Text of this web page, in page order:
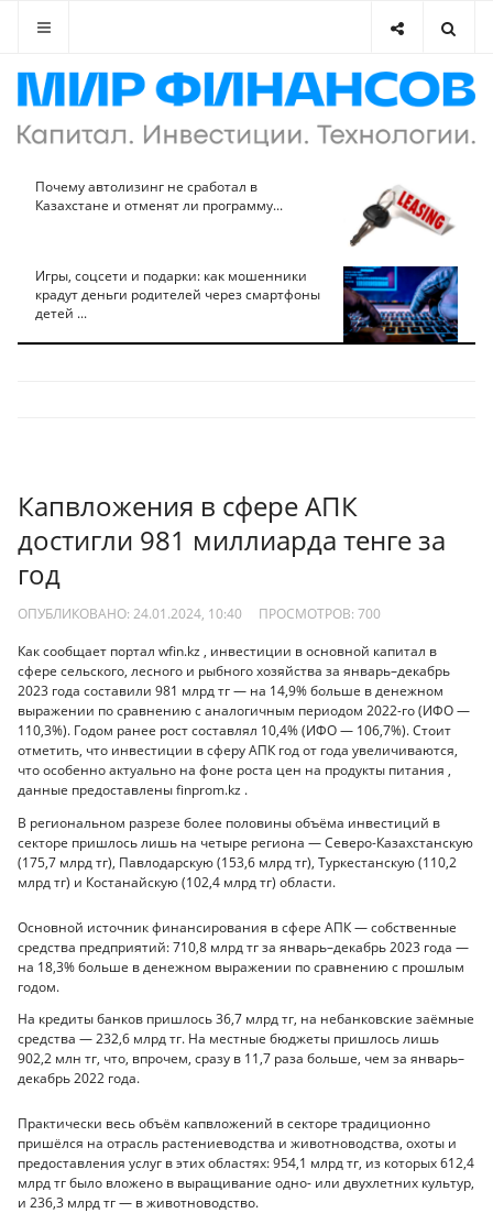
Почему автолизинг не сработал в
Казахстане и отменят ли программу...
Игры, соцсети и подарки: как мошенники
крадут деньги родителей через смартфоны
детей ...
Капвложения в сфере АПК
достигли 981 миллиарда тенге за
год
ОПУБЛИКОВАНО: 24.01.2024, 10:40 ПРОСМОТРОВ: 700
Как сообщает портал wfin.kz , инвестиции в основной капитал в
сфере сельского, лесного и рыбного хозяйства за январь–декабрь
2023 года составили 981 млрд тг — на 14,9% больше в денежном
выражении по сравнению с аналогичным периодом 2022-го (ИФО —
110,3%). Годом ранее рост составлял 10,4% (ИФО — 106,7%). Стоит
отметить, что инвестиции в сферу АПК год от года увеличиваются,
что особенно актуально на фоне роста цен на продукты питания ,
данные предоставлены finprom.kz .
В региональном разрезе более половины объёма инвестиций в
секторе пришлось лишь на четыре региона — Северо-Казахстанскую
(175,7 млрд тг), Павлодарскую (153,6 млрд тг), Туркестанскую (110,2
млрд тг) и Костанайскую (102,4 млрд тг) области.
Основной источник финансирования в сфере АПК — собственные
средства предприятий: 710,8 млрд тг за январь–декабрь 2023 года —
на 18,3% больше в денежном выражении по сравнению с прошлым
годом.
На кредиты банков пришлось 36,7 млрд тг, на небанковские заёмные
средства — 232,6 млрд тг. На местные бюджеты пришлось лишь
902,2 млн тг, что, впрочем, сразу в 11,7 раза больше, чем за январь–
декабрь 2022 года.
Практически весь объём капвложений в секторе традиционно
пришёлся на отрасль растениеводства и животноводства, охоты и
предоставления услуг в этих областях: 954,1 млрд тг, из которых 612,4
млрд тг было вложено в выращивание одно- или двухлетних культур,
и 236,3 млрд тг — в животноводство.